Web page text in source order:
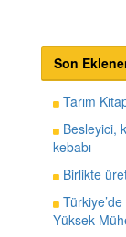
Son
Tarım
Besleyici,
kebabı
Birlikte
Yüksek